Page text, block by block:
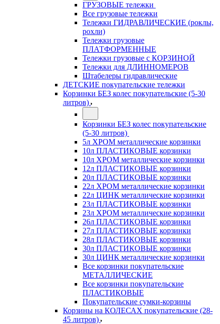
ГРУЗОВЫЕ тележки
Все грузовые тележки
Тележки ГИДРАВЛИЧЕСКИЕ (роклы,
рохли)
Тележки грузовые
ПЛАТФОРМЕННЫЕ
Тележки грузовые с КОРЗИНОЙ
Тележки для ДЛИННОМЕРОВ
Штабелеры гидравлические
ДЕТСКИЕ покупательские тележки
Корзинки БЕЗ колес покупательские (5-30
литров)
Корзинки БЕЗ колес покупательские
(5-30 литров)
5л ХРОМ металлические корзинки
10л ПЛАСТИКОВЫЕ корзинки
10л ХРОМ металлические корзинки
12л ПЛАСТИКОВЫЕ корзинки
20л ПЛАСТИКОВЫЕ корзинки
22л ХРОМ металлические корзинки
22л ЦИНК металлические корзинки
23л ПЛАСТИКОВЫЕ корзинки
23л ХРОМ металлические корзинки
26л ПЛАСТИКОВЫЕ корзинки
27л ПЛАСТИКОВЫЕ корзинки
28л ПЛАСТИКОВЫЕ корзинки
30л ПЛАСТИКОВЫЕ корзинки
30л ЦИНК металлические корзинки
Все корзинки покупательские
МЕТАЛЛИЧЕСКИЕ
Все корзинки покупательские
ПЛАСТИКОВЫЕ
Покупательские сумки-корзины
Корзины на КОЛЕСАХ покупательские (28-
45 литров)